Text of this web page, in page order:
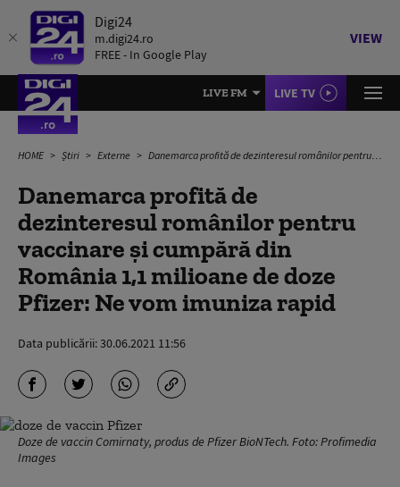
Digi24
m.digi24.ro
FREE - In Google Play
VIEW
LIVE FM LIVE TV
HOME Știri Externe Danemarca profită de dezinteresul românilor pentru vaccinare și cumpără din România 1,1 milioane de doze Pfizer: Ne vom imuniza rapid
Danemarca profită de
dezinteresul românilor pentru
vaccinare și cumpără din
România 1,1 milioane de doze
Pfizer: Ne vom imuniza rapid
Data publicării:30.06.2021 11:56
Doze de vaccin Comirnaty, produs de Pfizer BioNTech. Foto: Profimedia
Images